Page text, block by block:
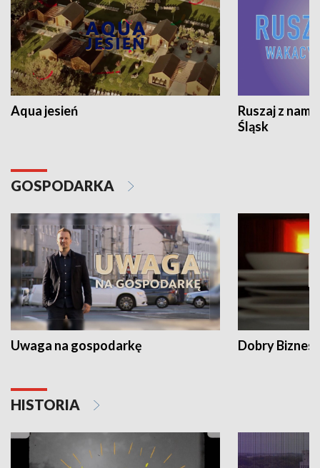
Aqua jesień
Ruszaj z
Śląsk
GOSPODARKA
Uwaga na gospodarkę Dobry Biznes
HISTORIA